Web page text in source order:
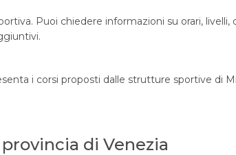
Puoi chiedere informazioni su orari, livelli,
i corsi proposti dalle strutture sportive di
di Venezia